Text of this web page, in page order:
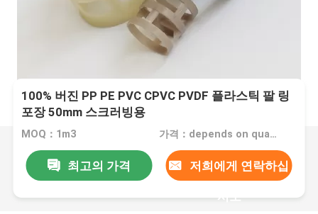
100% 버진 PP PE PVC CPVC PVDF 플라스틱 팔 링
포장 50mm 스크러빙용
MOQ：1m3 가격：depends on quantity
최고의 가격 저희에게 연락하십
시오